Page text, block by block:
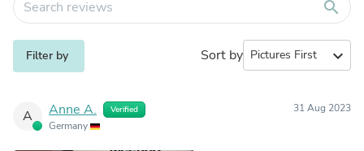
search
Filter by Sort by expand_more
A Anne A. Verified
Germany
31 Aug 2023